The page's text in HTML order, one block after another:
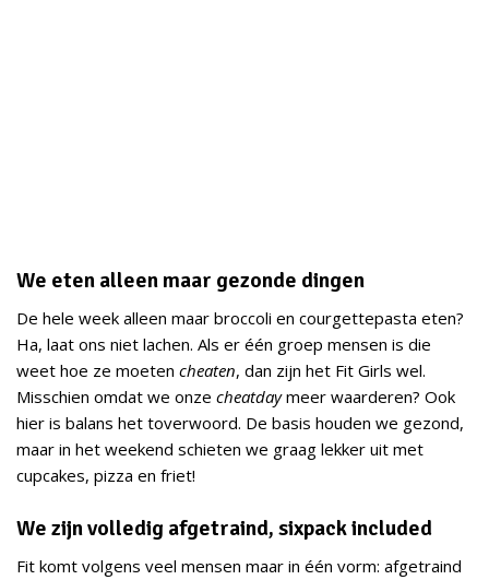
We eten alleen maar gezonde dingen
De hele week alleen maar broccoli en courgettepasta eten?
Ha, laat ons niet lachen. Als er één groep mensen is die
weet hoe ze moeten cheaten, dan zijn het Fit Girls wel.
Misschien omdat we onze cheatdaymeer waarderen? Ook
hier is balans het toverwoord. De basis houden we gezond,
maar in het weekend schieten we graag lekker uit met
cupcakes, pizza en friet!
We zijn volledig afgetraind, sixpack included
Fit komt volgens veel mensen maar in één vorm: afgetraind